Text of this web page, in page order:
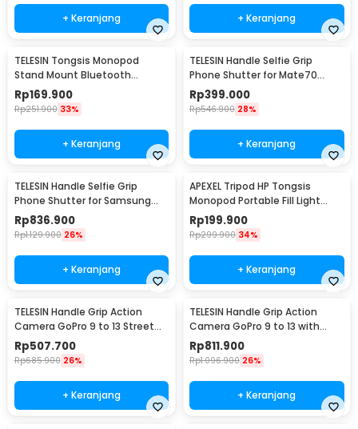
+ Keranjang + Keranjang
TELESIN Tongsis Monopod
Stand Mount Bluetooth
Remote Magnetic Version - P1-
HSS-02
Rp169.900
Rp251.900 33%
+ Keranjang
TELESIN Handle Selfie Grip
Phone Shutter for Mate70
Pro/Pro+ - P5-MCS-06-THW
Rp399.000
Rp546.900 28%
+ Keranjang
TELESIN Handle Selfie Grip
Phone Shutter for Samsung
S25 Ultra - P5-MCS-01-TSX
Rp836.900
Rp1.129.900 26%
+ Keranjang
APEXEL Tripod HP Tongsis
Monopod Portable Fill Light
Screw 1/4 Inch - APL-JJ077FL
Rp199.900
Rp299.900 34%
+ Keranjang
TELESIN Handle Grip Action
Camera GoPro 9 to 13 Street
Photography - S6-FMS-25-TGP
Rp507.700
Rp685.900 26%
+ Keranjang
TELESIN Handle Grip Action
Camera GoPro 9 to 13 with
Aluminium Cage - S6-FMS-26-
TGP
Rp811.900
Rp1.096.900 26%
+ Keranjang